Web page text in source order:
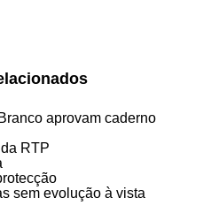
aprovam caderno
RTP
sem evolução à vista